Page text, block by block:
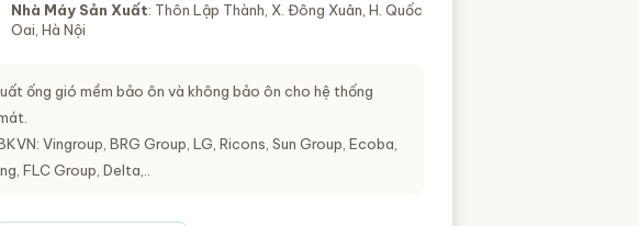
Nhà Máy Sản Xuất: Thôn Lập Thành, X. Đông Xuân, H. Quốc
Oai, Hà Nội
ống gió mềm bảo ôn và không bảo ôn cho hệ thống
Vingroup, BRG Group, LG, Ricons, Sun Group, Ecoba,
FLC Group, Delta,..